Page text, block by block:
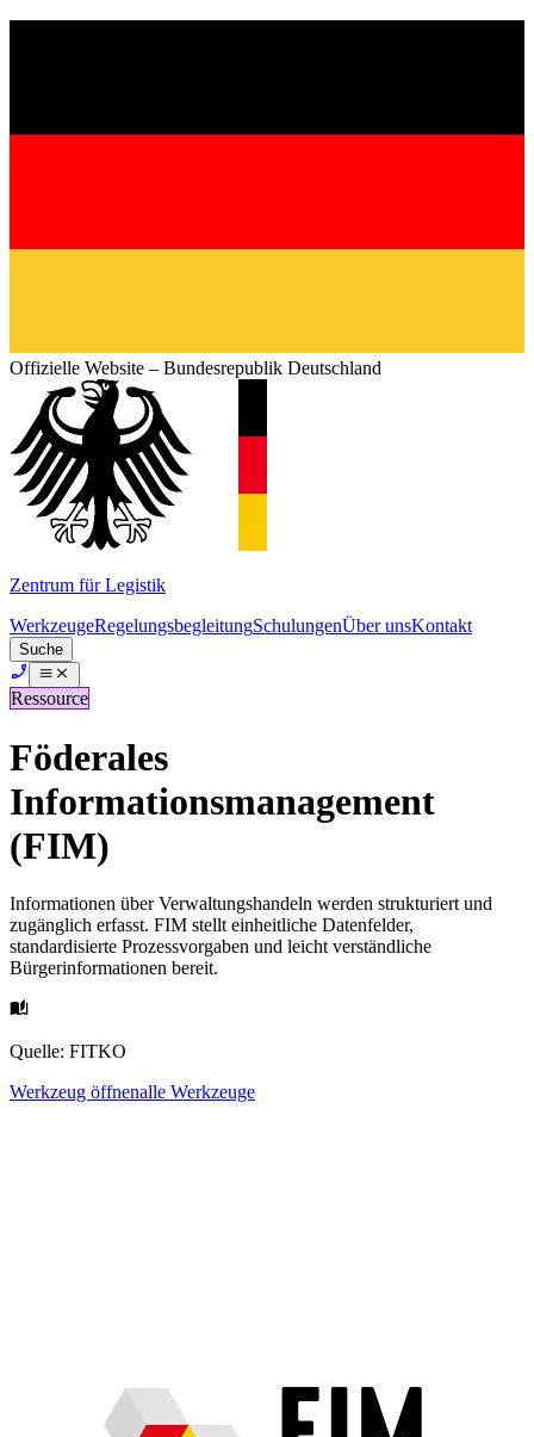
Offizielle Website – Bundesrepublik Deutschland
Zentrum für Legistik
WerkzeugeRegelungsbegleitungSchulungenÜber unsKontakt
Suche
Ressource
Föderales
Informationsmanagement
(FIM)
Informationen über Verwaltungshandeln werden strukturiert und
zugänglich erfasst. FIM stellt einheitliche Datenfelder,
standardisierte Prozessvorgaben und leicht verständliche
Bürgerinformationen bereit.
Quelle: FITKO
Werkzeug öffnenalle Werkzeuge